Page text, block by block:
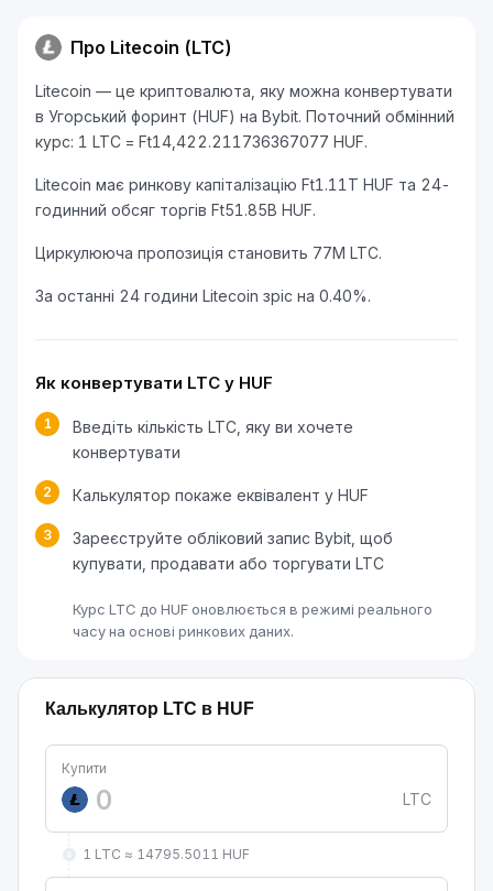
Про Litecoin (LTC)
Litecoin — це криптовалюта, яку можна конвертувати
в Угорський форинт (HUF) на Bybit. Поточний обмінний
курс: 1 LTC = Ft14,422.211736367077 HUF.
Litecoin має ринкову капіталізацію Ft1.11T HUF та 24-
годинний обсяг торгів Ft51.85B HUF.
Циркулююча пропозиція становить 77M LTC.
За останні 24 години Litecoin зріс на 0.40%.
Як конвертувати LTC у HUF
1
Введіть кількість LTC, яку ви хочете
конвертувати
2 Калькулятор покаже еквівалент у HUF
3
Зареєструйте обліковий запис Bybit, щоб
купувати, продавати або торгувати LTC
Курс LTC до HUF оновлюється в режимі реального
часу на основі ринкових даних.
Калькулятор LTC в HUF
Купити
LTC
1 LTC ≈ 14795.5011 HUF